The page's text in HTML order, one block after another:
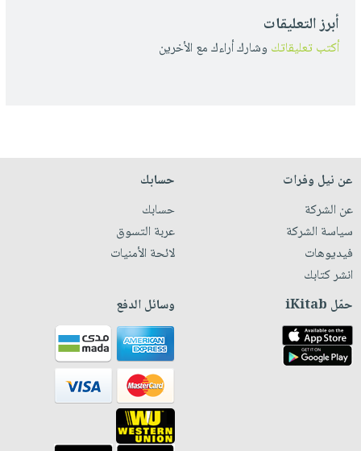
أبرز التعليقات
أكتب تعليقاتك وشارك أراءك مع الأخرين
عن نيل وفرات
عن الشركة
سياسة الشركة
فيديوهات
انشر كتابك
حسابك
حسابك
عربة التسوق
لائحة الأمنيات
حمّل iKitab وسائل الدفع